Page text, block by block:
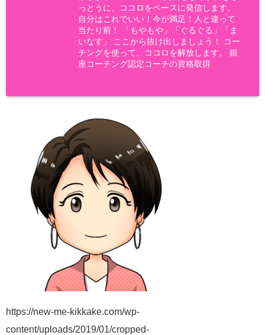
っとうに、ココロをベースに発信します。
自分はこれでいい！今が満足！人と違って
当たり前！ 「もやもや」「ぐるぐる」「ま
いなす」 ここから抜け出しましょう！ コー
チングを使って、ココロを解放します。 銀
座コーチング認定コーチの資格取得
https://new-me-kikkake.com/wp-
content/uploads/2019/01/cropped-